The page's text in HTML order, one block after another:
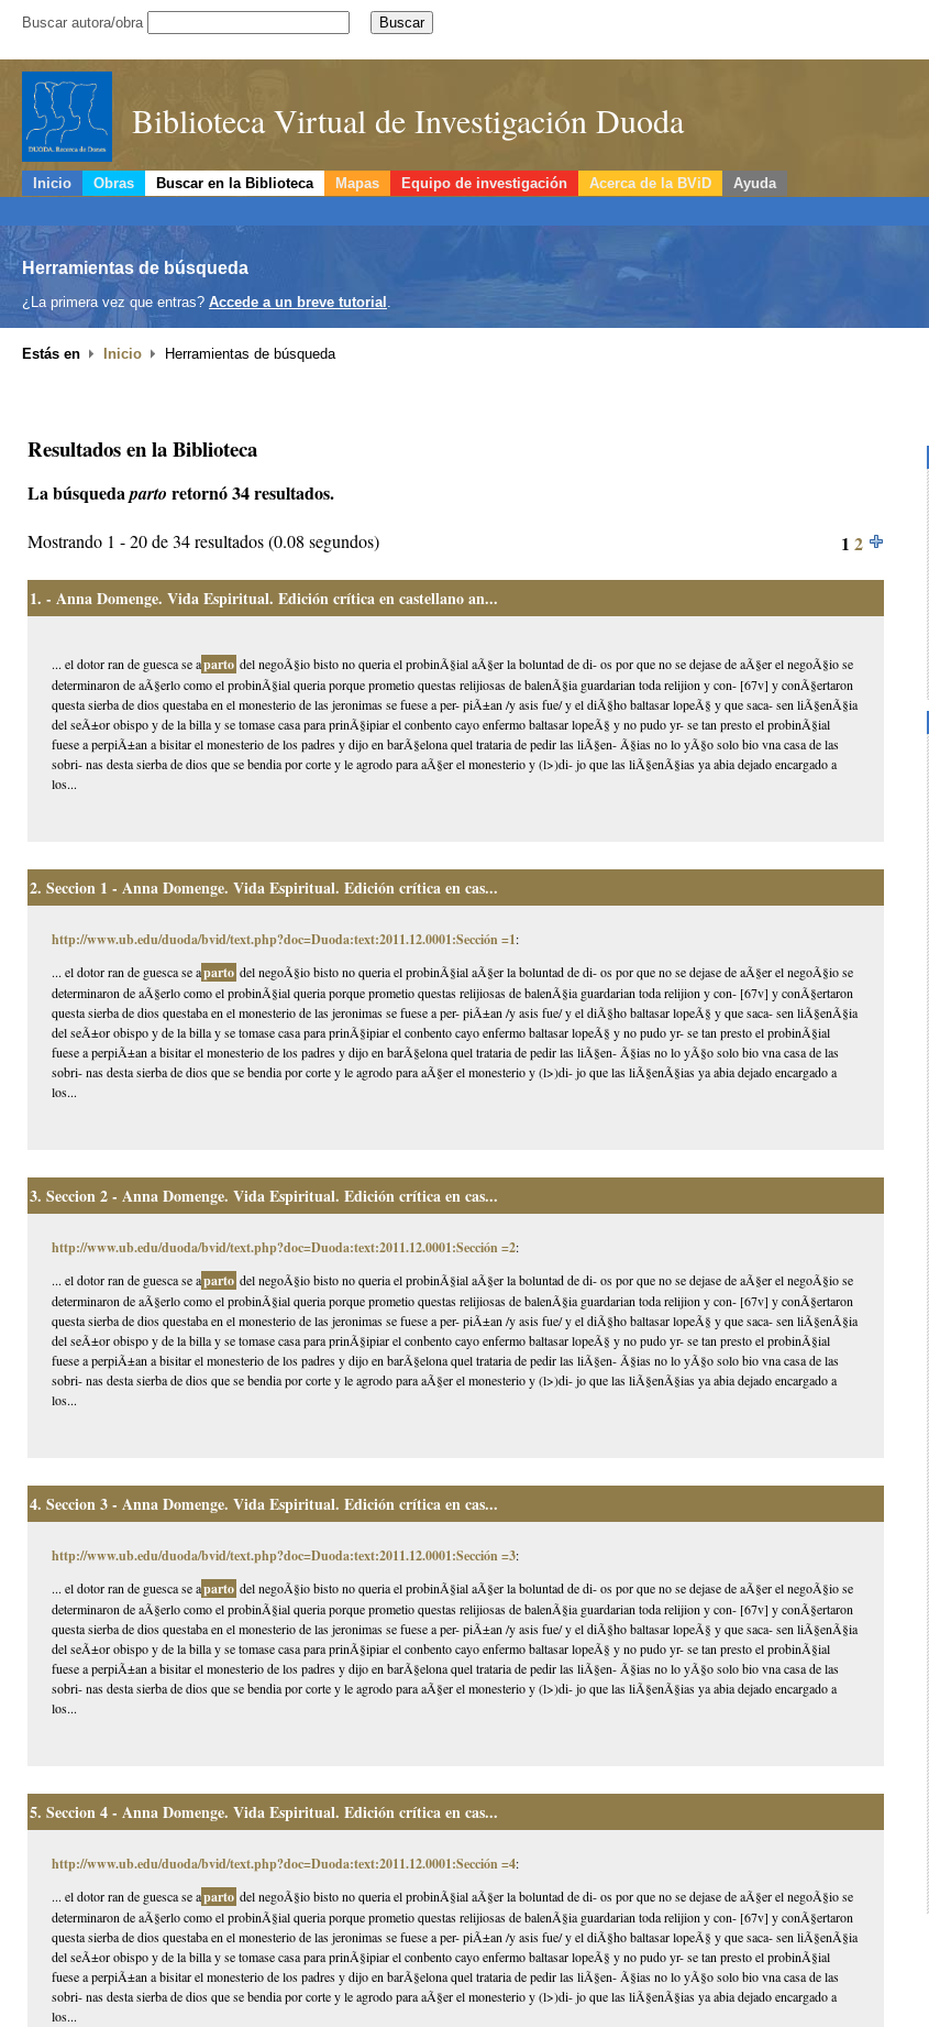
Buscar autora/obra
Biblioteca Virtual de Investigación Duoda
Inicio Obras Buscar en la Biblioteca Mapas Equipo de investigación Acerca de la BViD Ayuda
Herramientas de búsqueda
¿La primera vez que entras? Accede a un breve tutorial .
Estás en Inicio Herramientas de búsqueda
Resultados en la Biblioteca
La búsquedaparto retornó 34 resultados.
Mostrando 1 - 20 de 34 resultados (0.08 segundos) 1 2
1. - Anna Domenge. Vida Espiritual. Edición crítica en castellano an...
... el dotor ran de guesca se aparto del negoÃ§io bisto no queria el probinÃ§ial aÃ§er la boluntad de di- os por que no se dejase de aÃ§er el negoÃ§io se
determinaron de aÃ§erlo como el probinÃ§ial queria porque prometio questas relijiosas de balenÃ§ia guardarian toda relijion y con- [67v] y conÃ§ertaron
questa sierba de dios questaba en el monesterio de las jeronimas se fuese a per- piÃ±an /y asis fue/ y el diÃ§ho baltasar lopeÃ§ y que saca- sen liÃ§enÃ§ia
del seÃ±or obispo y de la billa y se tomase casa para prinÃ§ipiar el conbento cayo enfermo baltasar lopeÃ§ y no pudo yr- se tan presto el probinÃ§ial
fuese a perpiÃ±an a bisitar el monesterio de los padres y dijo en barÃ§elona quel trataria de pedir las liÃ§en- Ã§ias no lo yÃ§o solo bio vna casa de las
sobri- nas desta sierba de dios que se bendia por corte y le agrodo para aÃ§er el monesterio y (l>)di- jo que las liÃ§enÃ§ias ya abia dejado encargado a
los...
2. Seccion 1 - Anna Domenge. Vida Espiritual. Edición crítica en cas...
http://www.ub.edu/duoda/bvid/text.php?doc=Duoda:text:2011.12.0001:Sección =1:
... el dotor ran de guesca se aparto del negoÃ§io bisto no queria el probinÃ§ial aÃ§er la boluntad de di- os por que no se dejase de aÃ§er el negoÃ§io se
determinaron de aÃ§erlo como el probinÃ§ial queria porque prometio questas relijiosas de balenÃ§ia guardarian toda relijion y con- [67v] y conÃ§ertaron
questa sierba de dios questaba en el monesterio de las jeronimas se fuese a per- piÃ±an /y asis fue/ y el diÃ§ho baltasar lopeÃ§ y que saca- sen liÃ§enÃ§ia
del seÃ±or obispo y de la billa y se tomase casa para prinÃ§ipiar el conbento cayo enfermo baltasar lopeÃ§ y no pudo yr- se tan presto el probinÃ§ial
fuese a perpiÃ±an a bisitar el monesterio de los padres y dijo en barÃ§elona quel trataria de pedir las liÃ§en- Ã§ias no lo yÃ§o solo bio vna casa de las
sobri- nas desta sierba de dios que se bendia por corte y le agrodo para aÃ§er el monesterio y (l>)di- jo que las liÃ§enÃ§ias ya abia dejado encargado a
los...
3. Seccion 2 - Anna Domenge. Vida Espiritual. Edición crítica en cas...
http://www.ub.edu/duoda/bvid/text.php?doc=Duoda:text:2011.12.0001:Sección =2:
... el dotor ran de guesca se aparto del negoÃ§io bisto no queria el probinÃ§ial aÃ§er la boluntad de di- os por que no se dejase de aÃ§er el negoÃ§io se
determinaron de aÃ§erlo como el probinÃ§ial queria porque prometio questas relijiosas de balenÃ§ia guardarian toda relijion y con- [67v] y conÃ§ertaron
questa sierba de dios questaba en el monesterio de las jeronimas se fuese a per- piÃ±an /y asis fue/ y el diÃ§ho baltasar lopeÃ§ y que saca- sen liÃ§enÃ§ia
del seÃ±or obispo y de la billa y se tomase casa para prinÃ§ipiar el conbento cayo enfermo baltasar lopeÃ§ y no pudo yr- se tan presto el probinÃ§ial
fuese a perpiÃ±an a bisitar el monesterio de los padres y dijo en barÃ§elona quel trataria de pedir las liÃ§en- Ã§ias no lo yÃ§o solo bio vna casa de las
sobri- nas desta sierba de dios que se bendia por corte y le agrodo para aÃ§er el monesterio y (l>)di- jo que las liÃ§enÃ§ias ya abia dejado encargado a
los...
4. Seccion 3 - Anna Domenge. Vida Espiritual. Edición crítica en cas...
http://www.ub.edu/duoda/bvid/text.php?doc=Duoda:text:2011.12.0001:Sección =3:
... el dotor ran de guesca se aparto del negoÃ§io bisto no queria el probinÃ§ial aÃ§er la boluntad de di- os por que no se dejase de aÃ§er el negoÃ§io se
determinaron de aÃ§erlo como el probinÃ§ial queria porque prometio questas relijiosas de balenÃ§ia guardarian toda relijion y con- [67v] y conÃ§ertaron
questa sierba de dios questaba en el monesterio de las jeronimas se fuese a per- piÃ±an /y asis fue/ y el diÃ§ho baltasar lopeÃ§ y que saca- sen liÃ§enÃ§ia
del seÃ±or obispo y de la billa y se tomase casa para prinÃ§ipiar el conbento cayo enfermo baltasar lopeÃ§ y no pudo yr- se tan presto el probinÃ§ial
fuese a perpiÃ±an a bisitar el monesterio de los padres y dijo en barÃ§elona quel trataria de pedir las liÃ§en- Ã§ias no lo yÃ§o solo bio vna casa de las
sobri- nas desta sierba de dios que se bendia por corte y le agrodo para aÃ§er el monesterio y (l>)di- jo que las liÃ§enÃ§ias ya abia dejado encargado a
los...
5. Seccion 4 - Anna Domenge. Vida Espiritual. Edición crítica en cas...
http://www.ub.edu/duoda/bvid/text.php?doc=Duoda:text:2011.12.0001:Sección =4:
... el dotor ran de guesca se aparto del negoÃ§io bisto no queria el probinÃ§ial aÃ§er la boluntad de di- os por que no se dejase de aÃ§er el negoÃ§io se
determinaron de aÃ§erlo como el probinÃ§ial queria porque prometio questas relijiosas de balenÃ§ia guardarian toda relijion y con- [67v] y conÃ§ertaron
questa sierba de dios questaba en el monesterio de las jeronimas se fuese a per- piÃ±an /y asis fue/ y el diÃ§ho baltasar lopeÃ§ y que saca- sen liÃ§enÃ§ia
del seÃ±or obispo y de la billa y se tomase casa para prinÃ§ipiar el conbento cayo enfermo baltasar lopeÃ§ y no pudo yr- se tan presto el probinÃ§ial
fuese a perpiÃ±an a bisitar el monesterio de los padres y dijo en barÃ§elona quel trataria de pedir las liÃ§en- Ã§ias no lo yÃ§o solo bio vna casa de las
sobri- nas desta sierba de dios que se bendia por corte y le agrodo para aÃ§er el monesterio y (l>)di- jo que las liÃ§enÃ§ias ya abia dejado encargado a
los...